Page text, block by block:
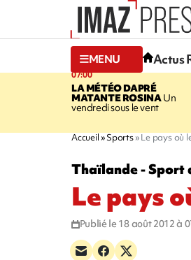
MENU Actus
07:00
LA MÉTÉO DAPRÉ
MATANTE ROSINAUn
vendredi sous le vent
Accueil Sports Le pays où
Thaïlande - Sport
Le pays
Publié le 18 août 2012 à